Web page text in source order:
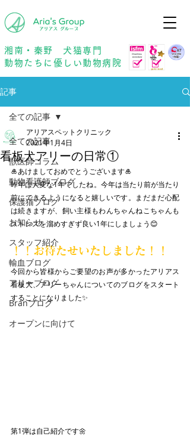
湘南・秦野 犬猫専門
動物たちに優しい動物病院
記事
全ての記事
獣医師コラム
動物看護師ブログ
保護猫ブログ
お知らせ
スタッフ紹介
輸血ブログ
アリーブログ
Branブログ
オープンに向けて
全ての記事
看板犬アリーの日常①
アリアスペットクリニック
2021年1月4日
🎍あけましておめでとうございます🎍
昨年は大変な1年でしたね。今年は当たり前が当たり
前にできるようになると嬉しいです。まだまだ心配
は続きますが、飼い主様もわんちゃんねこちゃんも
ストレスを溜めすぎず良い1年にしましょう😊
！！お待たせいたしました！！
今回から皆様からご要望のお声が多かったアリアス
看板犬、アリーちゃんについてのブログをスタート
することになりました✨
第1弾は自己紹介です🌼